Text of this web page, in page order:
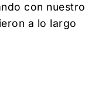
con nuestro
a lo largo